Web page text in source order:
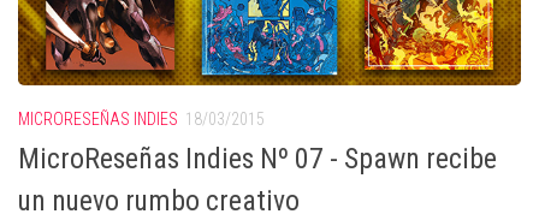
MICRORESEÑAS INDIES 18/03/2015
MicroReseñas Indies Nº 07 - Spawn recibe
un nuevo rumbo creativo